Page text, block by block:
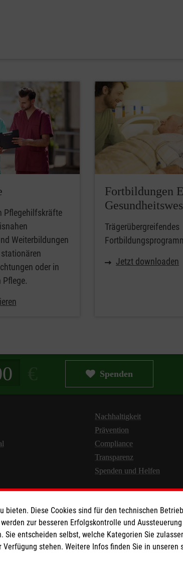
Pflegehilfskräfte
Weiterbildungen
oder in
Pflege.
Fortbildungen
Trägerübergreifendes
Jetzt downloaden
Spenden
Nachhaltigkeit
Prävention
Compliance
Transparenz
Spenden und Helfen
bieten. Diese Cookies sind für den technischen
zur besseren Erfolgskontrolle und
entscheiden selbst, welche Kategorien Sie
stehen. Weitere Infos finden Sie in